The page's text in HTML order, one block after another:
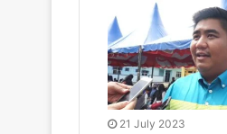
21 July 2023